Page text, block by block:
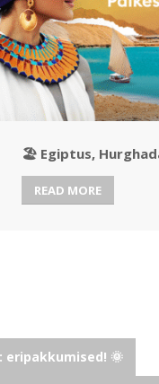
🏖️ Egiptus,
READ MORE
eripakkumised! 🌞